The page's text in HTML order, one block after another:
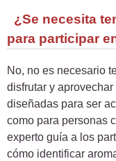
¿Se necesita
para participar
No, no es necesario
disfrutar y
diseñadas para ser
como para personas
experto guía a los
cómo identificar